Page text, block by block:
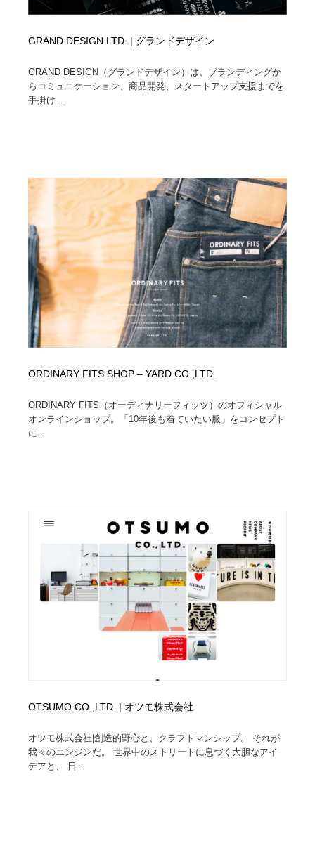
GRAND DESIGN LTD. | グランドデザイン
GRAND DESIGN（グランドデザイン）は、ブランディングか
らコミュニケーション、商品開発、スタートアップ支援までを
手掛け...
ORDINARY FITS SHOP – YARD CO.,LTD.
ORDINARY FITS（オーディナリーフィッツ）のオフィシャル
オンラインショップ。「10年後も着ていたい服」をコンセプト
に...
OTSUMO CO.,LTD. | オツモ株式会社
オツモ株式会社|創造的野心と、クラフトマンシップ。 それが
我々のエンジンだ。 世界中のストリートに息づく大胆なアイ
デアと、 日...